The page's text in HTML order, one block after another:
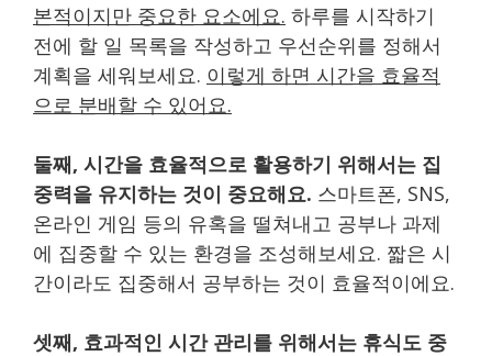
본적이지만 중요한 요소에요. 하루를 시작하기
전에 할 일 목록을 작성하고 우선순위를 정해서
계획을 세워보세요. 이렇게 하면 시간을 효율적
으로 분배할 수 있어요.
둘째, 시간을 효율적으로 활용하기 위해서는 집
중력을 유지하는 것이 중요해요. 스마트폰, SNS,
온라인 게임 등의 유혹을 떨쳐내고 공부나 과제
에 집중할 수 있는 환경을 조성해보세요. 짧은 시
간이라도 집중해서 공부하는 것이 효율적이에요.
셋째, 효과적인 시간 관리를 위해서는 휴식도 중